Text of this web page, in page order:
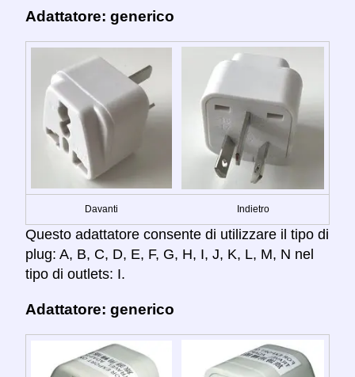
Adattatore: generico
Davanti Indietro
Questo adattatore consente di utilizzare il tipo di
plug: A, B, C, D, E, F, G, H, I, J, K, L, M, N nel
tipo di outlets: I.
Adattatore: generico